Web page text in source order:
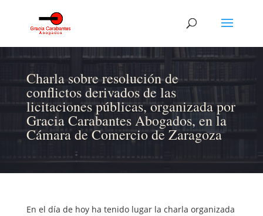
Charla sobre resolución de
conflictos derivados de las
licitaciones públicas, organizada por
Gracia Carabantes Abogados, en la
Cámara de Comercio de Zaragoza
En el día de hoy ha tenido lugar la charla organizada